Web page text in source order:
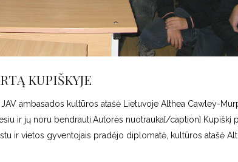
KUPIŠKYJE
ambasados kultūros atašė Lietuvoje Althea Cawley-
ir jų noru bendrauti.Autorės nuotrauka[/caption] Kupiškį
ir vietos gyventojais pradėjo diplomatė, kultūros atašė